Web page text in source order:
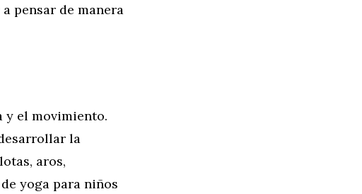
pensar de manera
y el movimiento.
la
aros,
yoga para niños